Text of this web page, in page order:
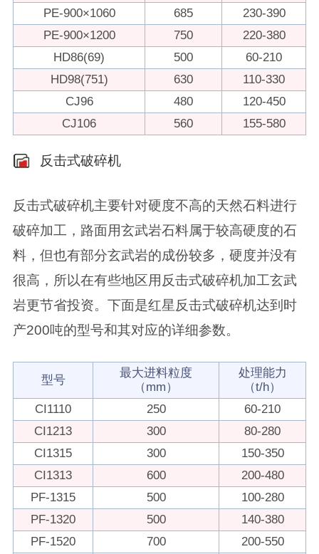
PE-900×1060
685
230-390
PE-900×1200
750
220-380
HD86(69)
500
60-210
HD98(751)
630
110-330
CJ96
480
120-450
CJ106
560 155-580
反击式破碎机
反击式破碎机主要针对硬度不高的天然石料进行
破碎加工，路面用玄武岩石料属于较高硬度的石
料，但也有部分玄武岩的成份较多，硬度并没有
很高，所以在有些地区用反击式破碎机加工玄武
岩更节省投资。下面是红星反击式破碎机达到时
产200吨的型号和其对应的详细参数。
型号
最大进料粒度
（mm）
处理能力
（t/h）
CI1110
250
60-210
CI1213
300
80-280
CI1315
300
150-350
CI1313
600
200-480
PF-1315
500
100-280
PF-1320
500
140-380
PF-1520
700
200-550